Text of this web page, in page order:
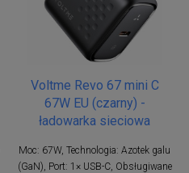
Voltme Revo 67 mini C
67W EU (czarny) -
ładowarka sieciowa
Moc: 67W, Technologia: Azotek galu
(GaN), Port: 1× USB-C, Obsługiwane